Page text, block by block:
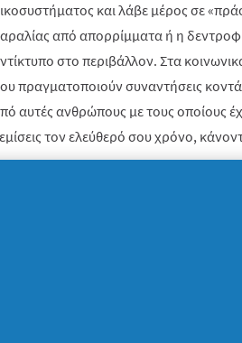
και λάβε μέρος σε
από απορρίμματα ή η
στο περιβάλλον. Στα
πραγματοποιούν συναντήσεις
αυτές ανθρώπους με τους οποίους
τον ελεύθερό σου χρόνο,